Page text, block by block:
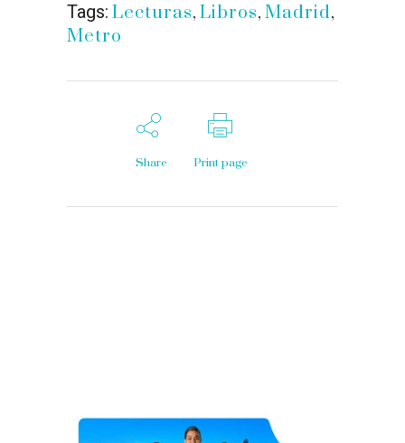
Tags: Lecturas, Libros, Madrid,
Metro
Share Print page